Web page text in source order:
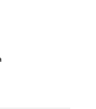
aż nie
ale również
ciekawi,
oboje i